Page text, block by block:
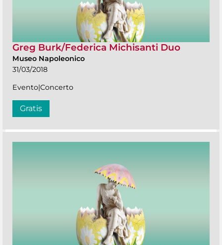
Greg Burk/Federica Michisanti Duo
Museo Napoleonico
31/03/2018
Evento|Concerto
Gratis